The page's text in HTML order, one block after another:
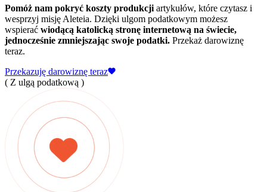
Pomóż nam pokryć koszty produkcji artykułów, które czytasz i
wesprzyj misję Aleteia. Dzięki ulgom podatkowym możesz
wspierać wiodącą katolicką stronę internetową na świecie,
jednocześnie zmniejszając swoje podatki. Przekaż darowiznę
teraz.
Przekazuję darowiznę teraz
( Z ulgą podatkową )